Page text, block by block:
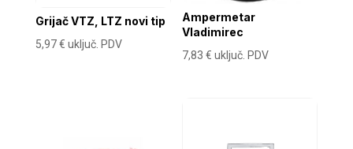
Grijač VTZ, LTZ novi tip
5,97€ uključ. PDV
Ampermetar
Vladimirec
7,83€ uključ. PDV